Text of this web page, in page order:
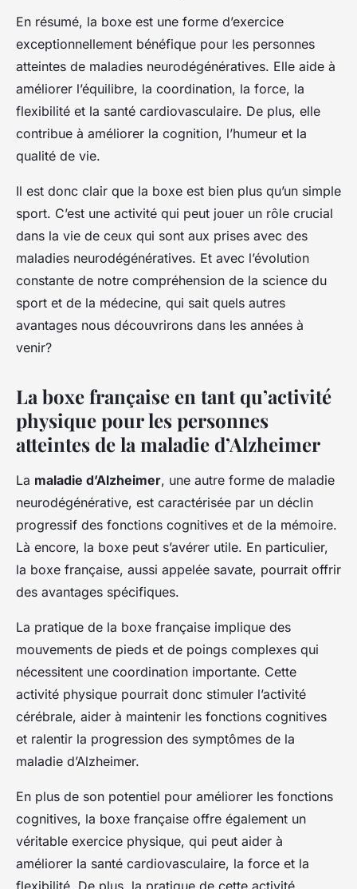
En résumé, la boxe est une forme d’exercice
exceptionnellement bénéfique pour les personnes
atteintes de maladies neurodégénératives. Elle aide à
améliorer l’équilibre, la coordination, la force, la
flexibilité et la santé cardiovasculaire. De plus, elle
contribue à améliorer la cognition, l’humeur et la
qualité de vie.
Il est donc clair que la boxe est bien plus qu’un simple
sport. C’est une activité qui peut jouer un rôle crucial
dans la vie de ceux qui sont aux prises avec des
maladies neurodégénératives. Et avec l’évolution
constante de notre compréhension de la science du
sport et de la médecine, qui sait quels autres
avantages nous découvrirons dans les années à
venir?
La boxe française en tant qu’activité
physique pour les personnes
atteintes de la maladie d’Alzheimer
La maladie d’Alzheimer, une autre forme de maladie
neurodégénérative, est caractérisée par un déclin
progressif des fonctions cognitives et de la mémoire.
Là encore, la boxe peut s’avérer utile. En particulier,
la boxe française, aussi appelée savate, pourrait offrir
des avantages spécifiques.
La pratique de la boxe française implique des
mouvements de pieds et de poings complexes qui
nécessitent une coordination importante. Cette
activité physique pourrait donc stimuler l’activité
cérébrale, aider à maintenir les fonctions cognitives
et ralentir la progression des symptômes de la
maladie d’Alzheimer.
En plus de son potentiel pour améliorer les fonctions
cognitives, la boxe française offre également un
véritable exercice physique, qui peut aider à
améliorer la santé cardiovasculaire, la force et la